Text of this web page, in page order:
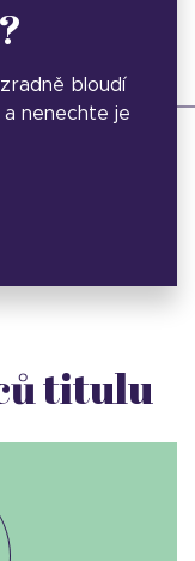
bloudí
nenechte je
titulu